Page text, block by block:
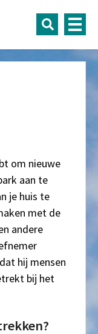
om nieuwe
aan te
je huis te
met de
andere
hij mensen
bij het